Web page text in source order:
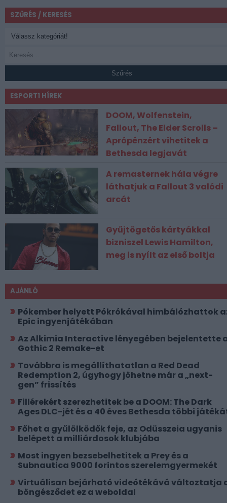
SZŰRÉS / KERESÉS
Szűrés
ESPORT1 HÍREK
DOOM, Wolfenstein,
Fallout, The Elder Scrolls –
Aprópénzért vihetitek a
Bethesda legjavát
A remasternek hála végre
láthatjuk a Fallout 3 valódi
arcát
Gyűjtögetős kártyákkal
bizniszel Lewis Hamilton,
meg is nyílt az első boltja
AJÁNLÓ
Pókember helyett Pókrókával himbálózhattok
Epic ingyenjátékában
Az Alkimia Interactive lényegében bejelentette
Gothic 2 Remake-et
Továbbra is megállíthatatlan a Red Dead
Redemption 2, úgyhogy jöhetne már a „next-
gen” frissítés
Fillérekért szerezhetitek be a DOOM: The Dark
Ages DLC-jét és a 40 éves Bethesda többi
Főhet a gyűlölködők feje, az Odüsszeia ugyanis
belépett a milliárdosok klubjába
Most ingyen bezsebelhetitek a Prey és a
Subnautica 9000 forintos szerelemgyermekét
Virtuálisan bejárható videótékává változtatja
böngésződet ez a weboldal